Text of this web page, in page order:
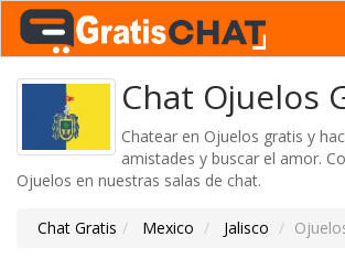
Chat Ojuelos
Chatear en Ojuelos gratis y
amistades y buscar el amor.
Ojuelos en nuestras salas de chat.
Chat Gratis Mexico Jalisco